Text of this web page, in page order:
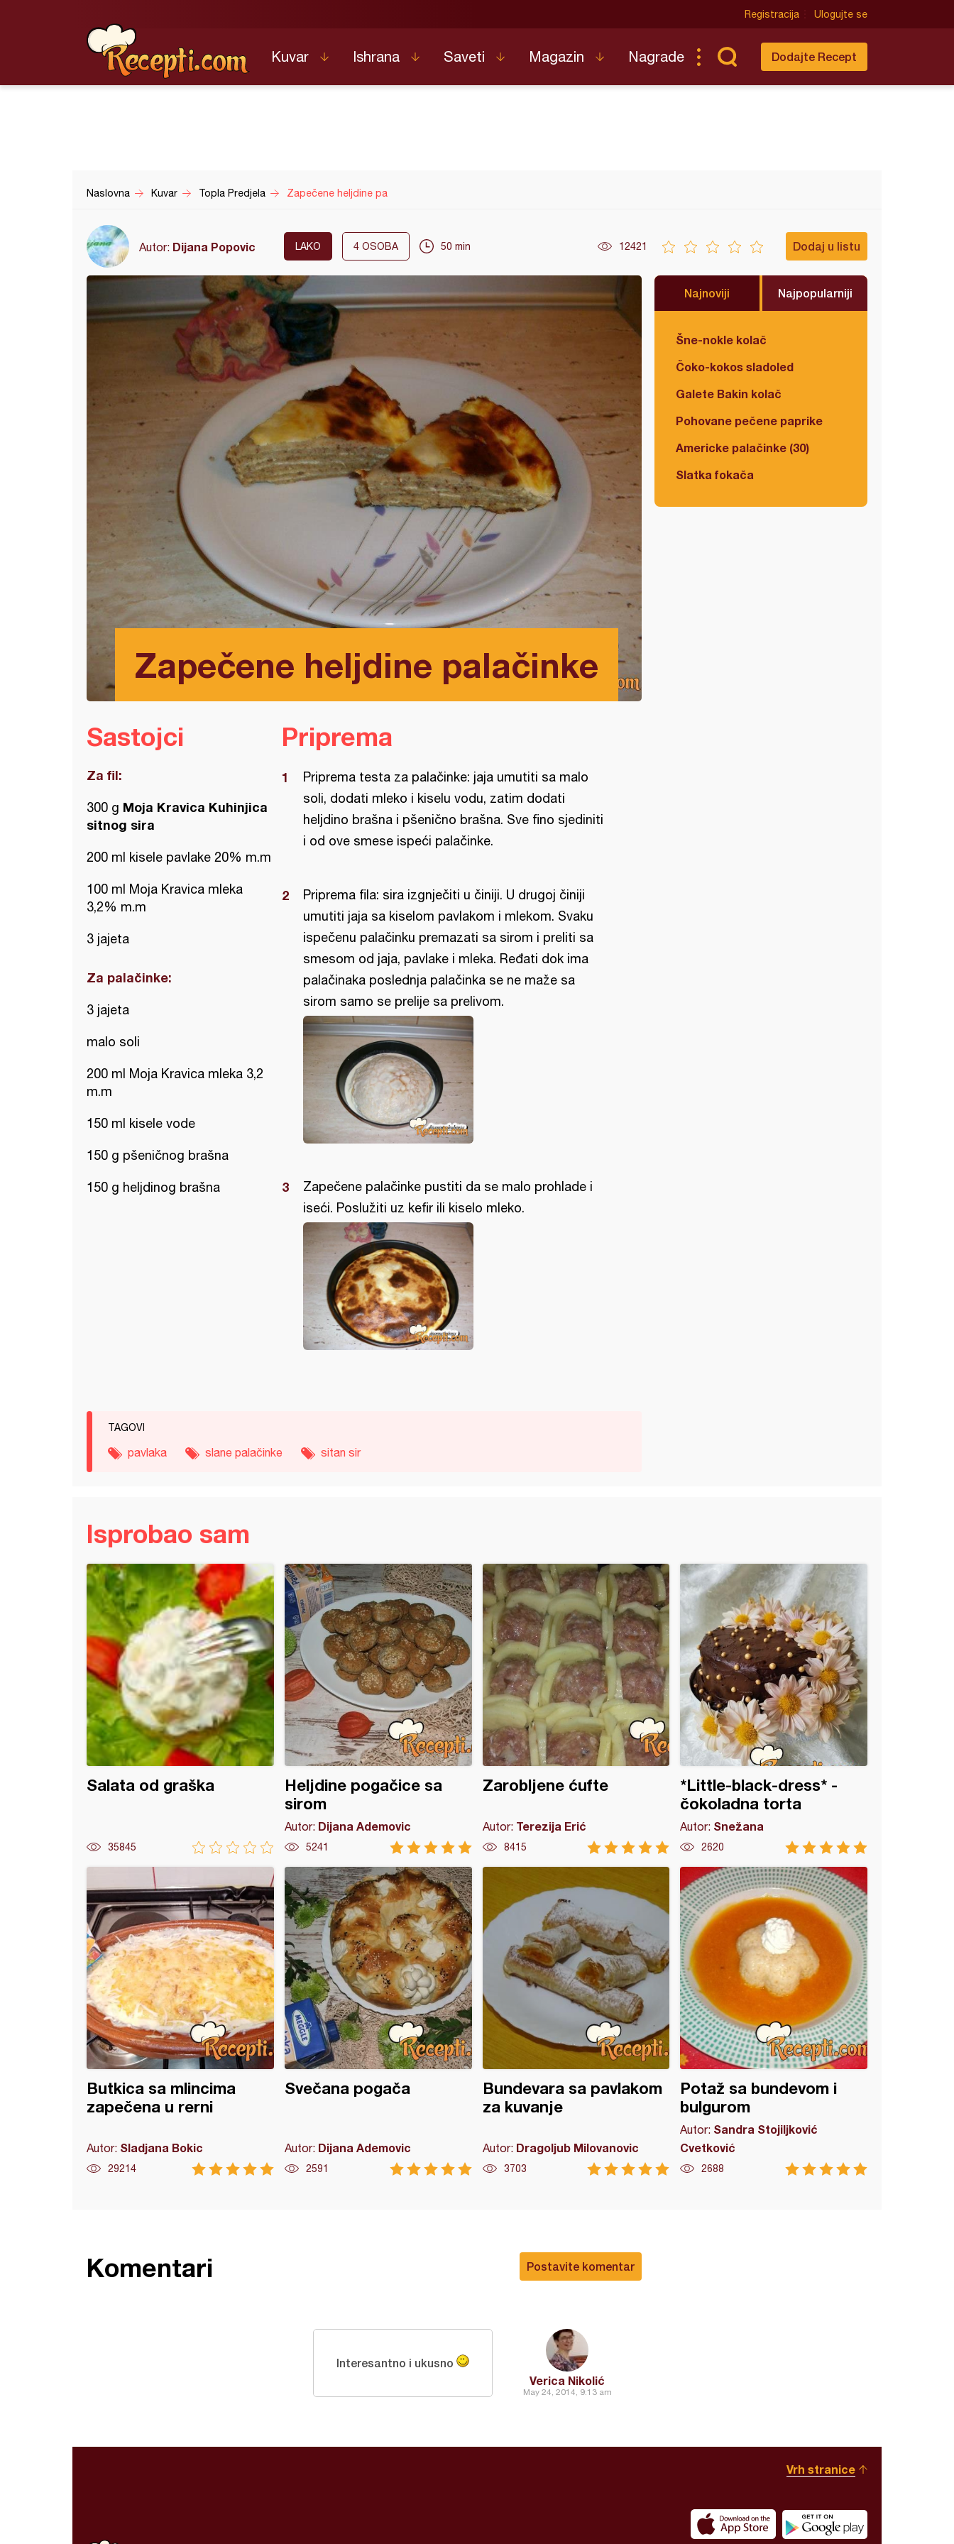
Registracija Ulogujte se
Kuvar Ishrana Saveti Magazin Nagrade Dodajte Recept
Naslovna Kuvar Topla Predjela Zapečene heljdine pa
Autor: Dijana Popovic LAKO 4 OSOBA 50 min 12421 Dodaj u listu
Zapečene heljdine palačinke
Najnoviji Najpopularniji
Šne-nokle kolač
Čoko-kokos sladoled
Galete Bakin kolač
Pohovane pečene paprike
Americke palačinke (30)
Slatka fokača
Sastojci
Za fil:
300 g Moja Kravica Kuhinjica
sitnog sira
200 ml kisele pavlake 20% m.m
100 ml Moja Kravica mleka
3,2% m.m
3 jajeta
Za palačinke:
3 jajeta
malo soli
200 ml Moja Kravica mleka 3,2
m.m
150 ml kisele vode
150 g pšeničnog brašna
150 g heljdinog brašna
Priprema
Priprema testa za palačinke: jaja umutiti sa malo
soli, dodati mleko i kiselu vodu, zatim dodati
heljdino brašna i pšenično brašna. Sve fino sjediniti
i od ove smese ispeći palačinke.
Priprema fila: sira izgnječiti u činiji. U drugoj činiji
umutiti jaja sa kiselom pavlakom i mlekom. Svaku
ispečenu palačinku premazati sa sirom i preliti sa
smesom od jaja, pavlake i mleka. Ređati dok ima
palačinaka poslednja palačinka se ne maže sa
sirom samo se prelije sa prelivom.
Zapečene palačinke pustiti da se malo prohlade i
iseći. Poslužiti uz kefir ili kiselo mleko.
TAGOVI
pavlaka slane palačinke sitan sir
Isprobao sam
Salata od graška
35845
Heljdine pogačice sa
sirom
Autor: Dijana Ademovic
5241
Zarobljene ćufte
Autor: Terezija Erić
8415
*Little-black-dress* -
čokoladna torta
Autor: Snežana
2620
black-dress* - čokoladna torta
Butkica sa mlincima
zapečena u rerni
Autor: Sladjana Bokic
29214
Svečana pogača
Autor: Dijana Ademovic
2591
Bundevara sa pavlakom
za kuvanje
Autor: Dragoljub Milovanovic
3703
Potaž sa bundevom i
bulgurom
Autor: Sandra Stojiljković
Cvetković
2688
Postavite komentar
Komentari
Verica Nikolić
May 24, 2014, 9:13 am
Interesantno i ukusno
Vrh stranice